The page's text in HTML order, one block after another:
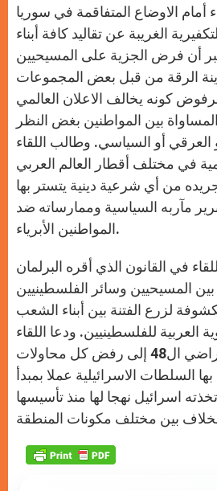
أمام الاوضاع المتفاقمة في سوريا
الغريبة عن تقاليد كافة أبناء
أن فرض الجزية على المسيحيين
الرقة من قبل بعض المجموعات
كونه يخالف الاعلان العالمي
بين المواطنين بغض النظر
العرقي أو السياسي. وطالب اللقاء
في مختلف أقطار العالم العربي
من أي شرعية دينية يتستر بها
مآربه السياسية وممارساته ضد
المواطنين الأبرياء.
في القانون الذي أقره البرلمان
بين المسيحيين وسائر الفلسطينيين
لزرع الفتنة بين أبناء الشعب
العربية للفلسطينيين. ودعا اللقاء
المسيحيين في أراضي ال48 إلى رفض كل محاولات
السلطات الاسرائيلية عملا بمبدأ
اسرائيل نهجا لها منذ تأسيسها